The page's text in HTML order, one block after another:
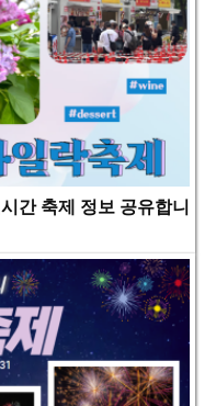
간 축제 정보 공유합니